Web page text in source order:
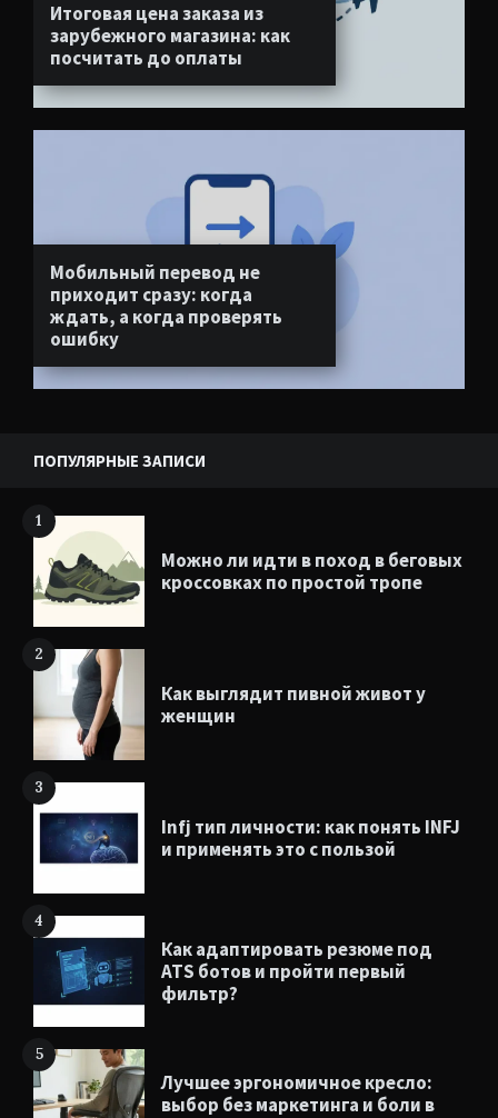
Итоговая цена заказа из
зарубежного магазина: как
посчитать до оплаты
Мобильный перевод не
приходит сразу: когда
ждать, а когда проверять
ошибку
ПОПУЛЯРНЫЕ ЗАПИСИ
1
Можно ли идти в поход в беговых
кроссовках по простой тропе
2
Как выглядит пивной живот у
женщин
3
Infj тип личности: как понять INFJ
и применять это с пользой
4
Как адаптировать резюме под
ATS ботов и пройти первый
фильтр?
5
Лучшее эргономичное кресло:
выбор без маркетинга и боли в